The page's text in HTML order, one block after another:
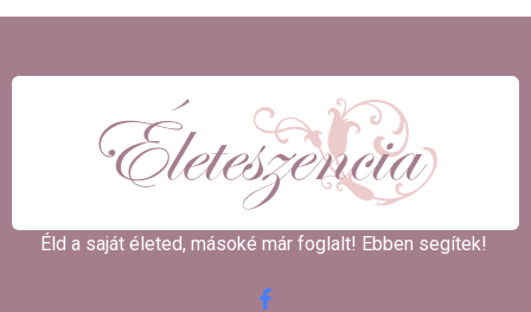
Éld a saját életed, másoké már foglalt! Ebben segítek! ​